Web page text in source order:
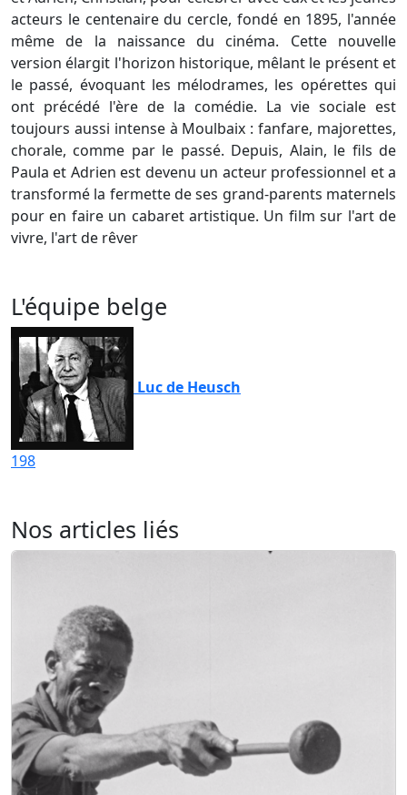
acteurs le centenaire du cercle, fondé en 1895, l'année
même de la naissance du cinéma. Cette nouvelle
version élargit l'horizon historique, mêlant le présent et
le passé, évoquant les mélodrames, les opérettes qui
ont précédé l'ère de la comédie. La vie sociale est
toujours aussi intense à Moulbaix : fanfare, majorettes,
chorale, comme par le passé. Depuis, Alain, le fils de
Paula et Adrien est devenu un acteur professionnel et a
transformé la fermette de ses grand-parents maternels
pour en faire un cabaret artistique. Un film sur l'art de
vivre, l'art de rêver
L'équipe belge
Luc de Heusch
198
Nos articles liés